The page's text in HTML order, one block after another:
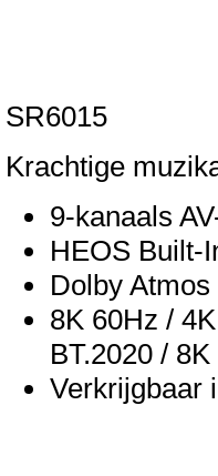
SR6015
Krachtige
9-kanaals
HEOS Built-
Dolby
8K 60Hz /
BT.2020 /
Verkrijgbaar